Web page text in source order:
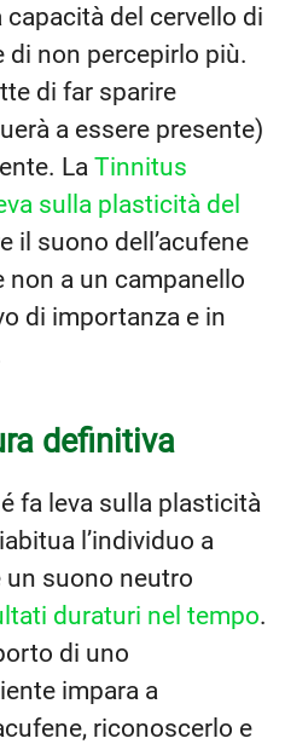
capacità del cervello di
di non percepirlo più.
di far sparire
a essere presente)
La Tinnitus
sulla plasticità del
il suono dell’acufene
non a un campanello
di importanza e in
definitiva
fa leva sulla plasticità
l’individuo a
un suono neutro
duraturi nel tempo.
di uno
impara a
riconoscerlo e